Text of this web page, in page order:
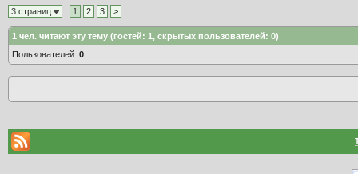
3 страниц 1 2 3 >
1 чел. читают эту тему (гостей: 1, скрытых пользователей: 0)
Пользователей: 0